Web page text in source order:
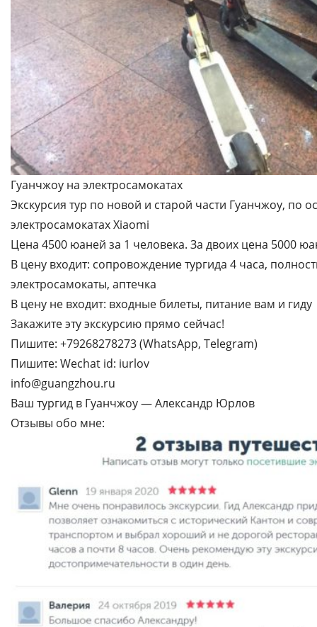
Гуанчжоу на электросамокатах
Экскурсия тур по новой и старой части Гуанчжоу, по
электросамокатах Xiaomi
Цена 4500 юаней за 1 человека. За двоих цена 5000
В цену входит: сопровождение тургида 4 часа,
электросамокаты, аптечка
В цену не входит: входные билеты, питание вам и гиду
Закажите эту экскурсию прямо сейчас!
Пишите: +79268278273 (WhatsApp, Telegram)
Пишите: Wechat id: iurlov
info@guangzhou.ru
Ваш тургид в Гуанчжоу — Александр Юрлов
Отзывы обо мне: